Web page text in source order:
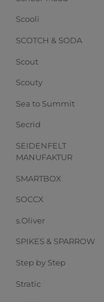
Scooli
SCOTCH & SODA
Scout
Scouty
Sea to Summit
Secrid
SEIDENFELT
MANUFAKTUR
SMARTBOX
SOCCX
s.Oliver
SPIKES & SPARROW
Step by Step
Stratic